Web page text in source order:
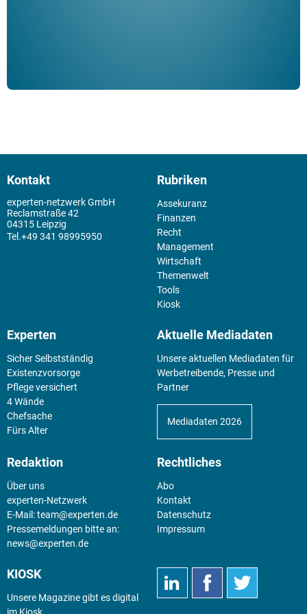
Kontakt
experten-netzwerk GmbH
Reclamstraße 42
04315 Leipzig
+49 341 98995950
Rubriken
Assekuranz
Finanzen
Recht
Management
Wirtschaft
Themenwelt
Tools
Kiosk
Experten
Sicher Selbstständig
Existenz­vorsorge
Pflege versichert
4 Wände
Chefsache
Fürs Alter
Aktuelle Mediadaten
Unsere aktuellen Mediadaten für
Werbetreibende, Presse und
Partner
Mediadaten 2026
Redaktion
Über uns
experten-Netzwerk
E-Mail:team@experten.de
Pressemeldungen bitte an:
news@experten.de
Rechtliches
Abo
Kontakt
Datenschutz
Impressum
KIOSK
Unsere Magazine gibt es digital
im Kiosk